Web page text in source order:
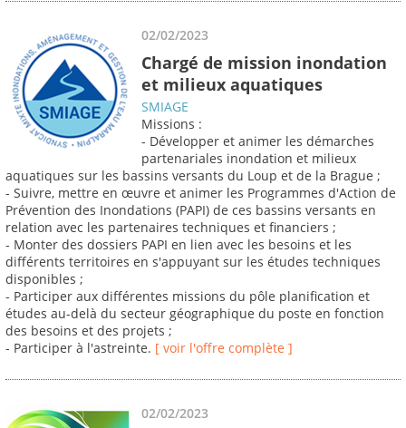
02/02/2023
Chargé de mission inondation
et milieux aquatiques
SMIAGE
Missions :
- Développer et animer les démarches
partenariales inondation et milieux
aquatiques sur les bassins versants du Loup et de la Brague ;
- Suivre, mettre en œuvre et animer les Programmes d'Action de
Prévention des Inondations (PAPI) de ces bassins versants en
relation avec les partenaires techniques et financiers ;
- Monter des dossiers PAPI en lien avec les besoins et les
différents territoires en s'appuyant sur les études techniques
disponibles ;
- Participer aux différentes missions du pôle planification et
études au-delà du secteur géographique du poste en fonction
des besoins et des projets ;
- Participer à l'astreinte. [ voir l'offre complète ]
02/02/2023